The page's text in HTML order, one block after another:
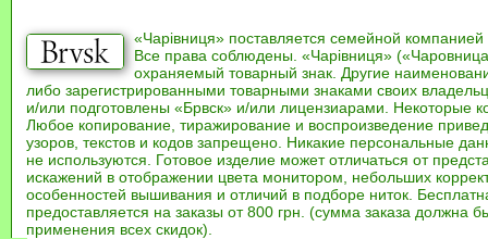
«Чарівниця» поставляется семейной компанией
Все права соблюдены. «Чарівниця»
охраняемый товарный знак. Другие
либо зарегистрированными товарными знаками своих
и/или подготовлены «Брвск» и/или лицензиарами. Некоторые
Любое копирование, тиражирование и воспроизведение
узоров, текстов и кодов запрещено. Никакие персональные
не используются. Готовое изделие может отличаться от
искажений в отображении цвета монитором, небольших
особенностей вышивания и отличий в подборе ниток.
предоставляется на заказы от 800 грн. (сумма заказа должна
применения всех скидок).